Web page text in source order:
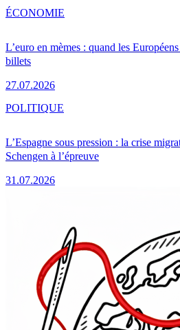
L’euro en mèmes : quand les
billets
27.07.2026
ÉCONOMIE
L’Espagne sous pression : la crise
Schengen à l’épreuve
31.07.2026
POLITIQUE